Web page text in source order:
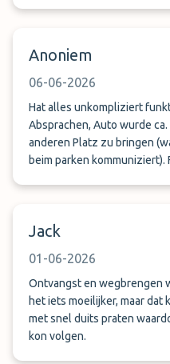
Anoniem
06-06-2026
Hat alles unkompliziert
Absprachen, Auto wurde
anderen Platz zu bringen
beim parken
Jack
01-06-2026
Ontvangst en wegbrengen
het iets moeilijker, maar dat
met snel duits praten
kon volgen.